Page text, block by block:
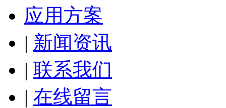
应用方案
| 新闻资讯
| 联系我们
| 在线留言